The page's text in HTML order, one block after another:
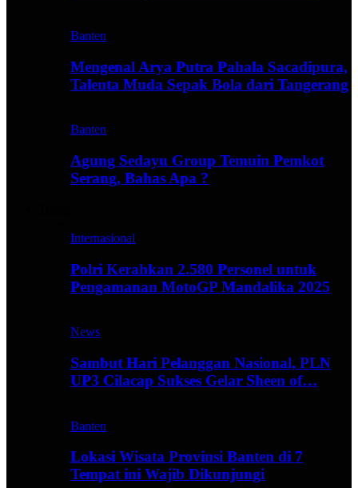
Banten
Mengenal Arya Putra Pahala Sacadipura,
Talenta Muda Sepak Bola dari Tangerang
Banten
Agung Sedayu Group Temuin Pemkot
Serang, Bahas Apa ?
Internasional
Polri Kerahkan 2.580 Personel untuk
Pengamanan MotoGP Mandalika 2025
News
Sambut Hari Pelanggan Nasional, PLN
UP3 Cilacap Sukses Gelar Sheen of…
Banten
Lokasi Wisata Provinsi Banten di 7
Tempat ini Wajib Dikunjungi